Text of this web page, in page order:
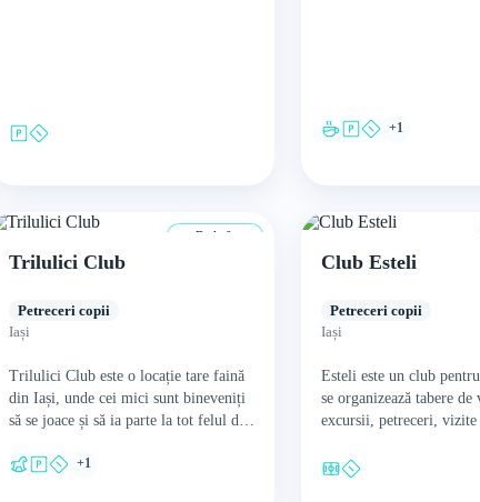
+1
De la 0 ani
Trilulici Club
Petreceri copii
Iași
Trilulici Club este o locație tare faină
din Iași, unde cei mici sunt bineveniți
să se joace și să ia parte la tot felul de
+1
Club Esteli
Petreceri copii
Iași
Esteli este un club
se organizează tabere de
excursii, petreceri, vizite
scopul de…